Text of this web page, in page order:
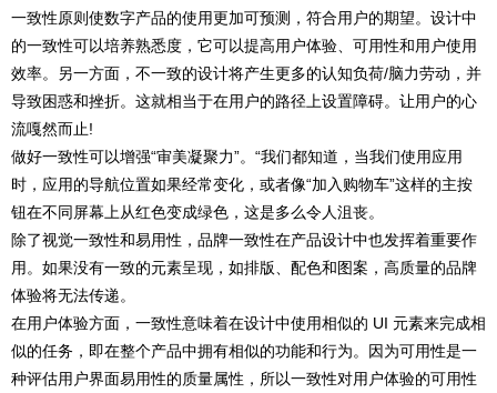
一致性原则使数字产品的使用更加可预测，符合用户的期望。设计中
的一致性可以培养熟悉度，它可以提高用户体验、可用性和用户使用
效率。另一方面，不一致的设计将产生更多的认知负荷/脑力劳动，并
导致困惑和挫折。这就相当于在用户的路径上设置障碍。让用户的心
流嘎然而止!
做好一致性可以增强“审美凝聚力”。“我们都知道，当我们使用应用
时，应用的导航位置如果经常变化，或者像“加入购物车”这样的主按
钮在不同屏幕上从红色变成绿色，这是多么令人沮丧。
除了视觉一致性和易用性，品牌一致性在产品设计中也发挥着重要作
用。如果没有一致的元素呈现，如排版、配色和图案，高质量的品牌
体验将无法传递。
在用户体验方面，一致性意味着在设计中使用相似的 UI 元素来完成相
似的任务，即在整个产品中拥有相似的功能和行为。因为可用性是一
种评估用户界面易用性的质量属性，所以一致性对用户体验的可用性